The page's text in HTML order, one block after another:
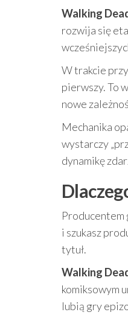
Walking
rozwija się
W trakcie
pierwszy. To
nowe
Mechanika
wystarczy
dynamikę
Producentem
i szukasz
tytuł.
Walking
komiksowym
lubią gry